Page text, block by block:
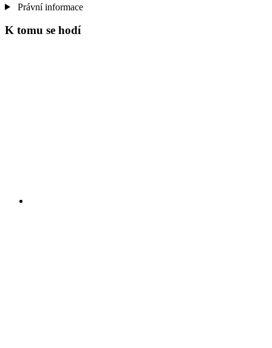
Právní informace
K tomu se hodí